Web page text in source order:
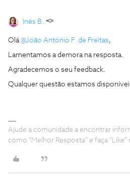
Inês B.
Olá@João António F. de Freitas,
Lamentamos a demora na resposta.
Agradecemos o seu feedback.
Qualquer questão estamos
Ajude a comunidade a encontrar
como "Melhor Resposta" e faça